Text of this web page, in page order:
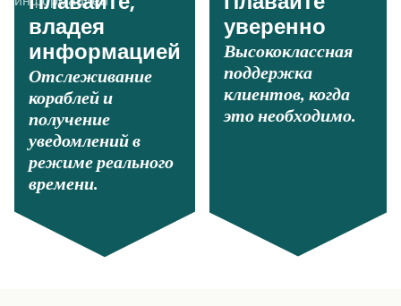
владея
информацией
Отслеживание
кораблей и
получение
уведомлений в
режиме реального
времени.
уверенно
Высококлассная
поддержка
клиентов, когда
это необходимо.